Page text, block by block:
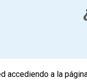
accediendo a la